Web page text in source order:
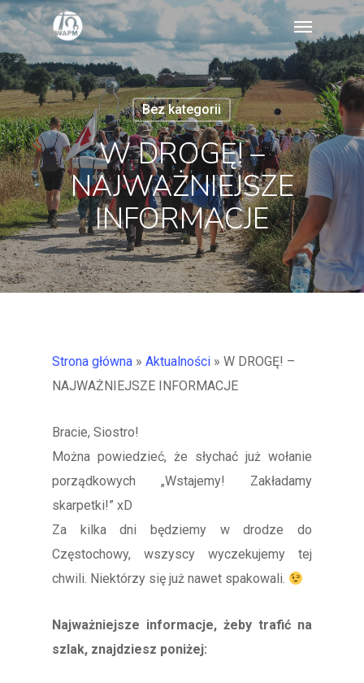
Skip
to
main
content
Menu
Bez kategorii
W DROGĘ! –
NAJWAŻNIEJSZE
INFORMACJE
Strona główna » Aktualności » W DROGĘ! –
NAJWAŻNIEJSZE INFORMACJE
Bracie, Siostro!
Można powiedzieć, że słychać już wołanie
porządkowych „Wstajemy! Zakładamy
skarpetki!” xD
Za kilka dni będziemy w drodze do
Częstochowy, wszyscy wyczekujemy tej
chwili. Niektórzy się już nawet spakowali.
Najważniejsze informacje, żeby trafić na
szlak, znajdziesz poniżej: